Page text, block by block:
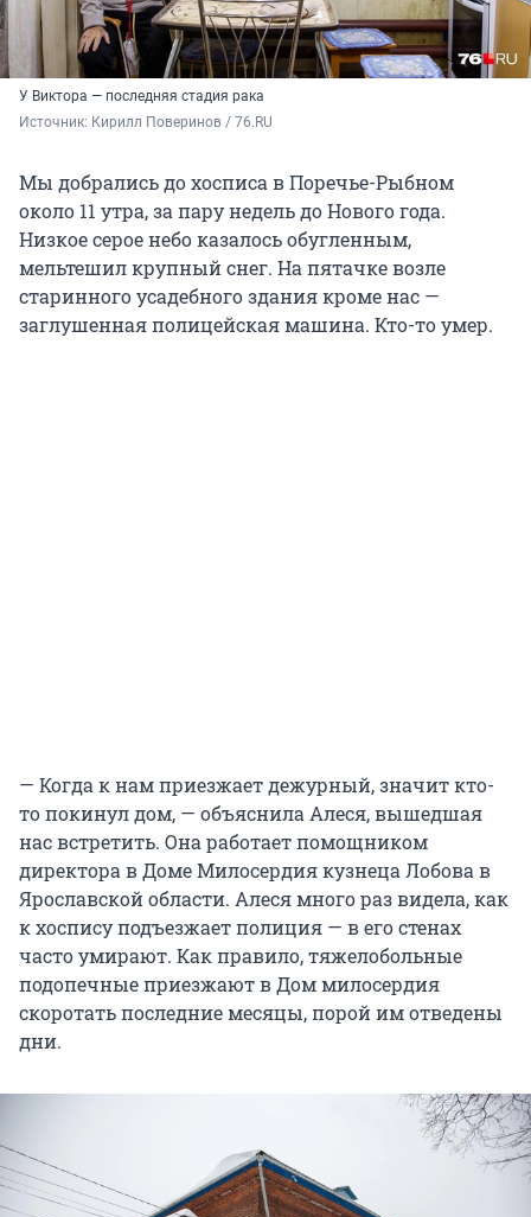
У Виктора — последняя стадия рака
Источник: Кирилл Поверинов / 76.RU
Мы добрались до хосписа в Поречье-Рыбном
около 11 утра, за пару недель до Нового года.
Низкое серое небо казалось обугленным,
мельтешил крупный снег. На пятачке возле
старинного усадебного здания кроме нас —
заглушенная полицейская машина. Кто-то умер.
— Когда к нам приезжает дежурный, значит кто-
то покинул дом, — объяснила Алеся, вышедшая
нас встретить. Она работает помощником
директора в Доме Милосердия кузнеца Лобова в
Ярославской области. Алеся много раз видела, как
к хоспису подъезжает полиция — в его стенах
часто умирают. Как правило, тяжелобольные
подопечные приезжают в Дом милосердия
скоротать последние месяцы, порой им отведены
дни.